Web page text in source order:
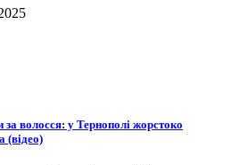
волосся: у Тернополі жорстоко
(відео)